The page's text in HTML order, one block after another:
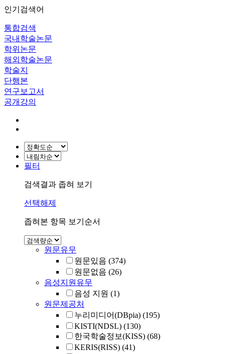
인기검색어
통합검색
국내학술논문
학위논문
해외학술논문
학술지
단행본
연구보고서
공개강의
필터
검색결과 좁혀 보기
선택해제
좁혀본 항목 보기순서
원문유무
원문있음 (374)
원문없음 (26)
음성지원유무
음성 지원 (1)
원문제공처
누리미디어(DBpia) (195)
KISTI(NDSL) (130)
한국학술정보(KISS) (68)
KERIS(RISS) (41)